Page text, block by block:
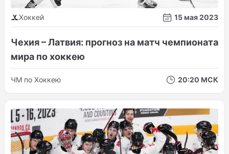
Хоккей 15 мая 2023
Чехия – Латвия: прогноз на матч чемпионата
мира по хоккею
ЧМ по Хоккею 20:20 МСК